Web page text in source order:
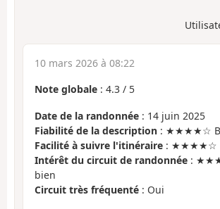
10 mars 2026 à 08:22
Note globale : 4.3 / 5
Date de la randonnée : 14 juin 2025
Fiabilité de la description : ★★★★☆
Facilité à suivre l'itinéraire : ★★★★☆
Intérêt du circuit de randonnée :
bien
Circuit très fréquenté : Oui